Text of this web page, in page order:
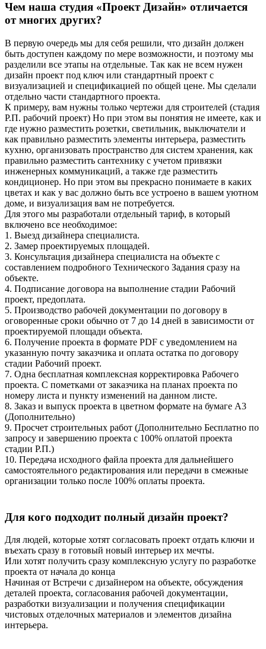
Чем наша студия «Проект Дизайн» отличается
от многих других?
В первую очередь мы для себя решили, что дизайн должен
быть доступен каждому по мере возможности, и поэтому мы
разделили все этапы на отдельные. Так как не всем нужен
дизайн проект под ключ или стандартный проект с
визуализацией и спецификацией по общей цене. Мы сделали
отдельно части стандартного проекта.
К примеру, вам нужны только чертежи для строителей (стадия
Р.П. рабочий проект) Но при этом вы понятия не имеете, как и
где нужно разместить розетки, светильник, выключатели и
как правильно разместить элементы интерьера, разместить
кухню, организовать пространство для систем хранения, как
правильно разместить сантехнику с учетом привязки
инженерных коммуникаций, а также где разместить
кондиционер. Но при этом вы прекрасно понимаете в каких
цветах и как у вас должно быть все устроено в вашем уютном
доме, и визуализация вам не потребуется.
Для этого мы разработали отдельный тариф, в который
включено все необходимое:
1. Выезд дизайнера специалиста.
2. Замер проектируемых площадей.
3. Консультация дизайнера специалиста на объекте с
составлением подробного Технического Задания сразу на
объекте.
4. Подписание договора на выполнение стадии Рабочий
проект, предоплата.
5. Производство рабочей документации по договору в
оговоренные сроки обычно от 7 до 14 дней в зависимости от
проектируемой площади объекта.
6. Получение проекта в формате PDF с уведомлением на
указанную почту заказчика и оплата остатка по договору
стадии Рабочий проект.
7. Одна бесплатная комплексная корректировка Рабочего
проекта. С пометками от заказчика на планах проекта по
номеру листа и пункту изменений на данном листе.
8. Заказ и выпуск проекта в цветном формате на бумаге А3
(Дополнительно)
9. Просчет строительных работ (Дополнительно Бесплатно по
запросу и завершению проекта с 100% оплатой проекта
стадии Р.П.)
10. Передача исходного файла проекта для дальнейшего
самостоятельного редактирования или передачи в смежные
организации только после 100% оплаты проекта.
Для кого подходит полный дизайн проект?
Для людей, которые хотят согласовать проект отдать ключи и
въехать сразу в готовый новый интерьер их мечты.
Или хотят получить сразу комплексную услугу по разработке
проекта от начала до конца
Начиная от Встречи с дизайнером на объекте, обсуждения
деталей проекта, согласования рабочей документации,
разработки визуализации и получения спецификации
чистовых отделочных материалов и элементов дизайна
интерьера.